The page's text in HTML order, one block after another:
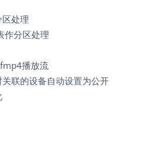
处理
作分区处理
播放流
联的设备自动设置为公开